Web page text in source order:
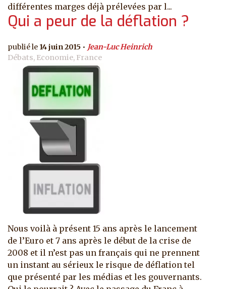
différentes marges déjà prélevées par l...
Qui a peur de la déflation ?
14 juin 2015
Jean-Luc Heinrich
Débats, Economie, France
Nous voilà à présent 15 ans après le lancement
de l’Euro et 7 ans après le début de la crise de
2008 et il n’est pas un français qui ne prennent
un instant au sérieux le risque de déflation tel
que présenté par les médias et les gouvernants.